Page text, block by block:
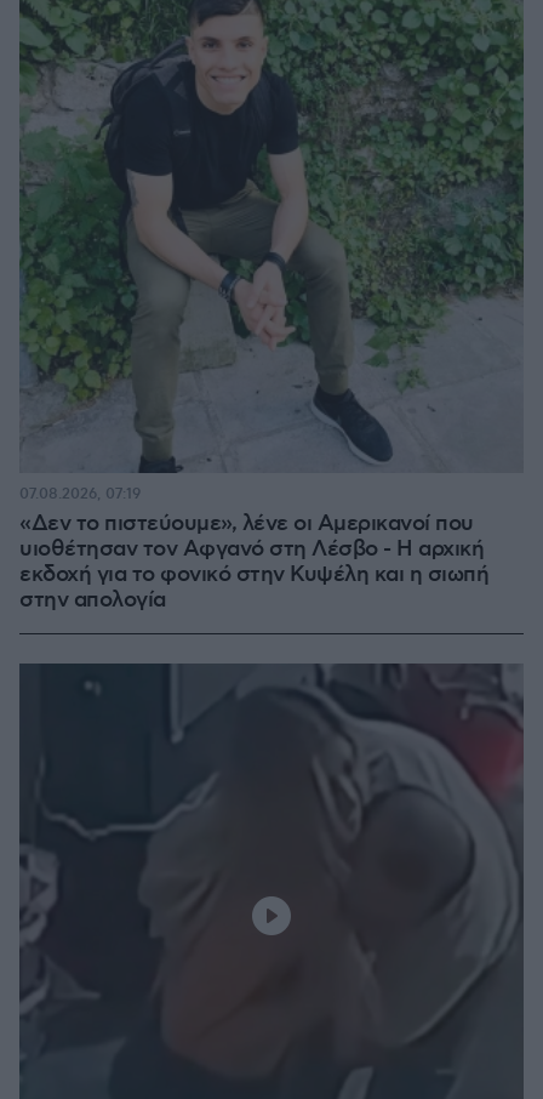
«Δεν το πιστεύουμε», λένε οι Αμερικανοί που
υιοθέτησαν τον Αφγανό στη Λέσβο - Η αρχική
εκδοχή για το φονικό στην Κυψέλη και η σιωπή
στην απολογία
07.08.2026, 07:19